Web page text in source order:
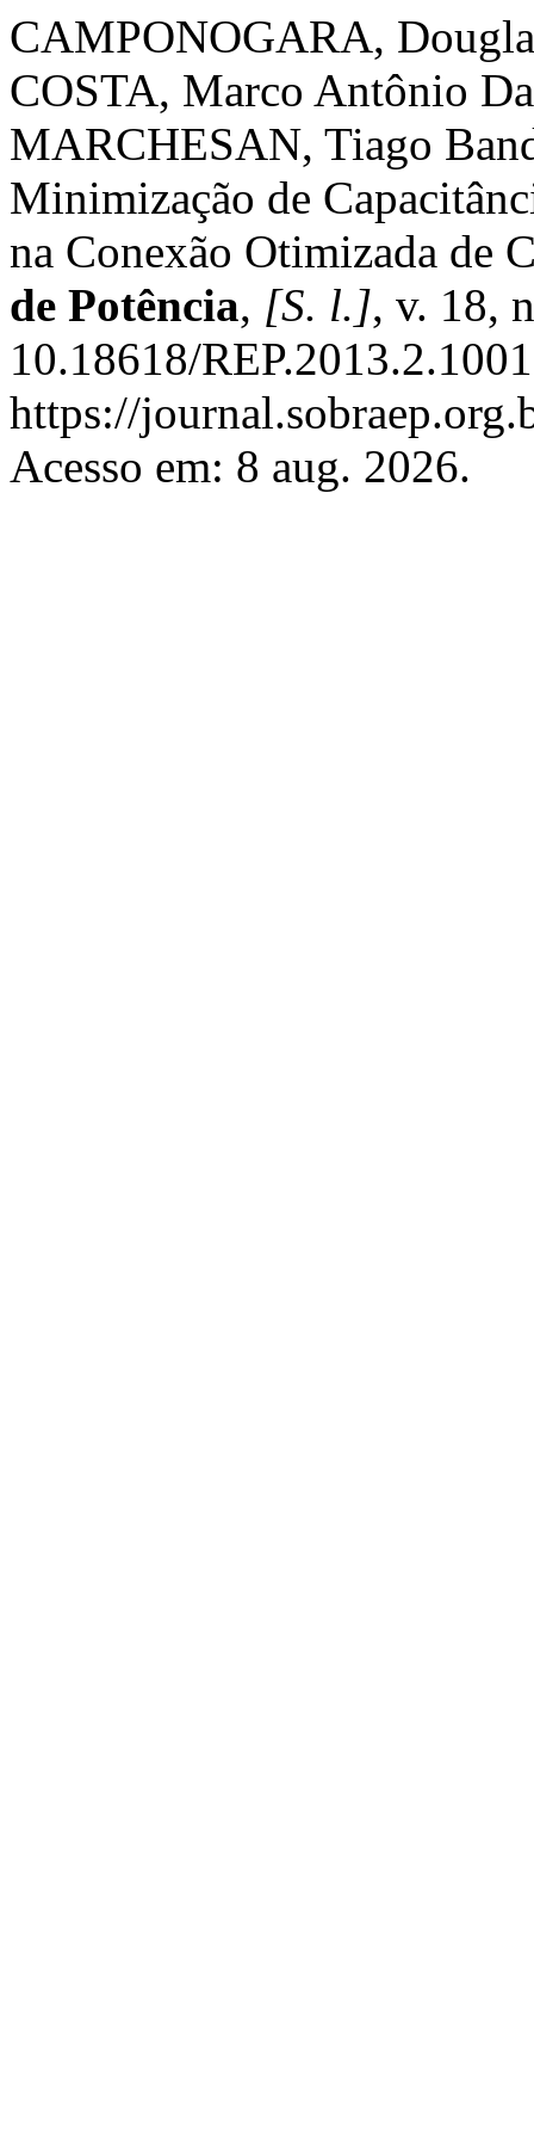
CAMPONOGARA,
COSTA, Marco Antônio
MARCHESAN, Tiago
Minimização de
na Conexão Otimizada de
de Potência, [S. l.], v. 18,
10.18618/
https://
Acesso em: 8 aug. 2026.